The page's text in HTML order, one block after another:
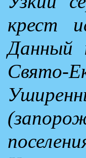
крест
Данный
Свято-